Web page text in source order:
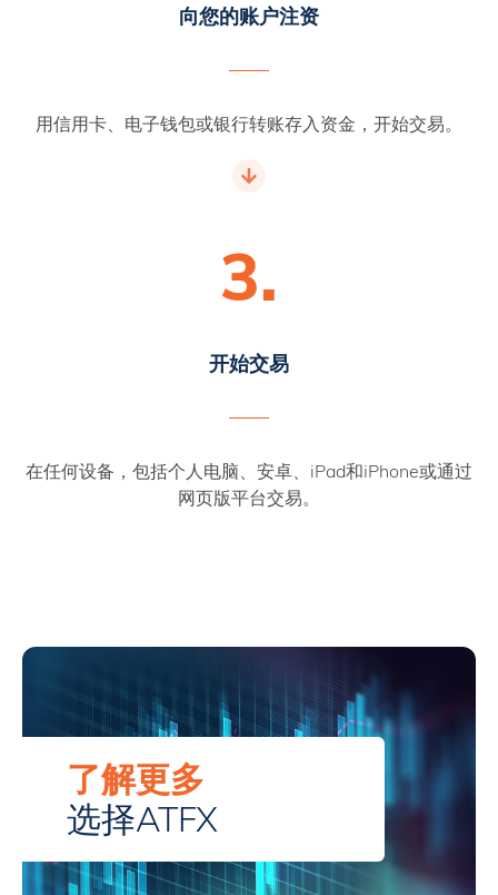
向您的账户注资
用信用卡、电子钱包或银行转账存入资金，开始交易。
3.
开始交易
在任何设备，包括个人电脑、安卓、iPad和iPhone或通过
网页版平台交易。
了解更多
选择ATFX